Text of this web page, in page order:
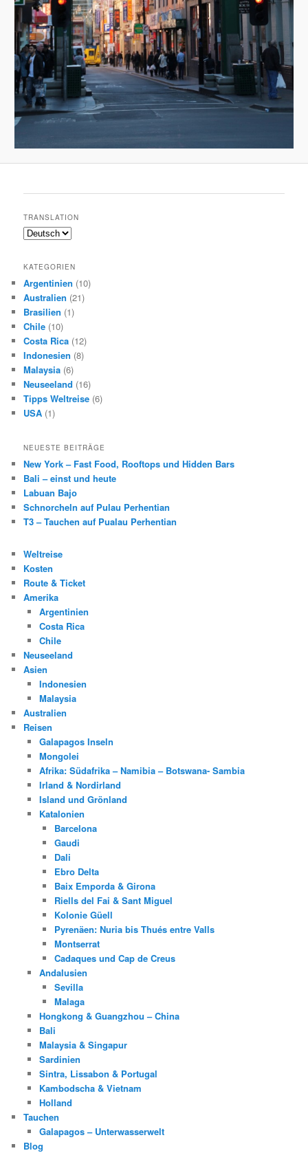
TRANSLATION
KATEGORIEN
Argentinien (10)
Australien (21)
Brasilien (1)
Chile (10)
Costa Rica (12)
Indonesien (8)
Malaysia (6)
Neuseeland (16)
Tipps Weltreise (6)
USA (1)
NEUESTE BEITRÄGE
New York – Fast Food, Rooftops und Hidden Bars
Bali – einst und heute
Labuan Bajo
Schnorcheln auf Pulau Perhentian
T3 – Tauchen auf Pualau Perhentian
Weltreise
Kosten
Route & Ticket
Amerika
Argentinien
Costa Rica
Chile
Neuseeland
Asien
Indonesien
Malaysia
Australien
Reisen
Galapagos Inseln
Mongolei
Afrika: Südafrika – Namibia – Botswana- Sambia
Irland & Nordirland
Island und Grönland
Katalonien
Barcelona
Gaudi
Dali
Ebro Delta
Baix Emporda & Girona
Riells del Fai & Sant Miguel
Kolonie Güell
Pyrenäen: Nuria bis Thués entre Valls
Montserrat
Cadaques und Cap de Creus
Andalusien
Sevilla
Malaga
Hongkong & Guangzhou – China
Bali
Malaysia & Singapur
Sardinien
Sintra, Lissabon & Portugal
Kambodscha & Vietnam
Holland
Tauchen
Galapagos – Unterwasserwelt
Blog